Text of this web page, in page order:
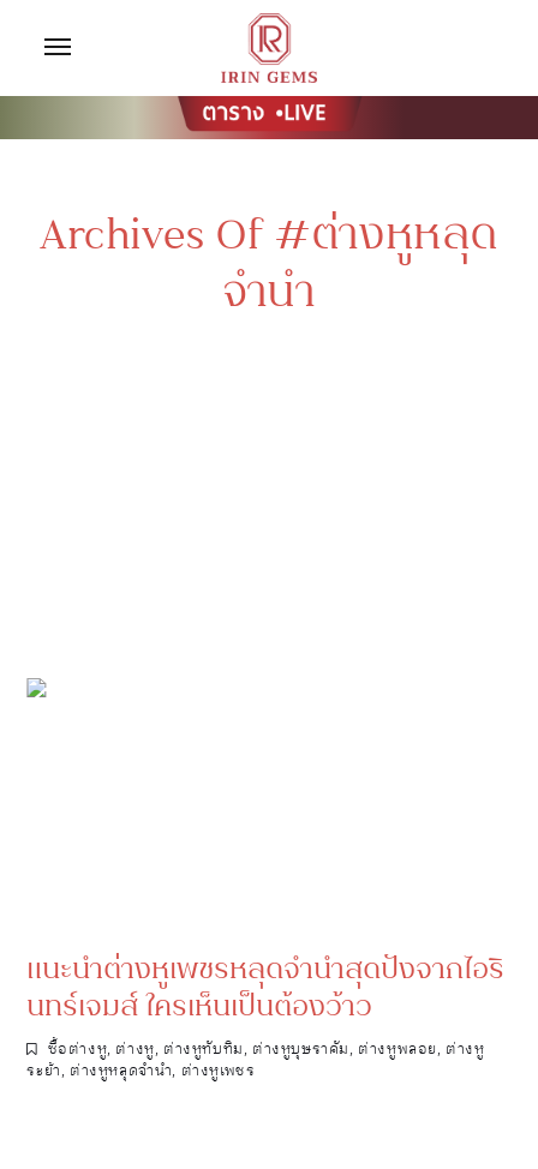
Archives Of #ต่างหูหลุด
จำนำ
แนะนำต่างหูเพชรหลุดจำนำสุดปังจากไอริ
นทร์เจมส์ ใครเห็นเป็นต้องว้าว
ซื้อต่างหู, ต่างหู, ต่างหูทับทิม, ต่างหูบุษราคัม, ต่างหูพลอย, ต่างหู
ระย้า, ต่างหูหลุดจำนำ, ต่างหูเพชร